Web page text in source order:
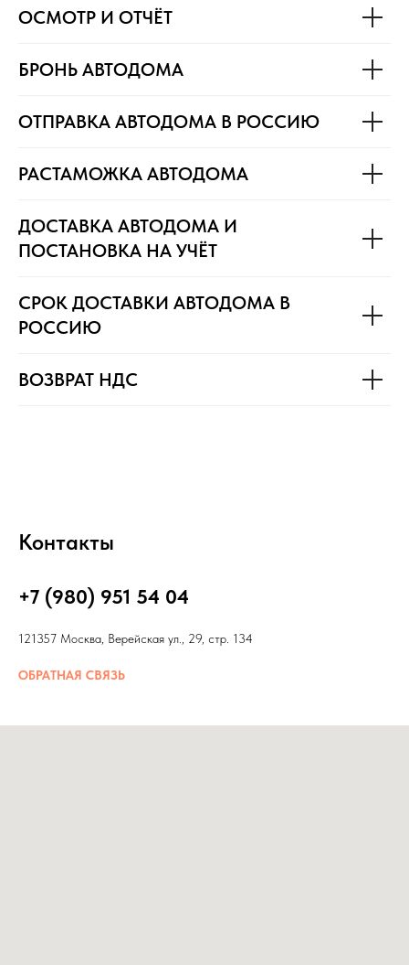
ОСМОТР И ОТЧЁТ
БРОНЬ АВТОДОМА
ОТПРАВКА АВТОДОМА В РОССИЮ
РАСТАМОЖКА АВТОДОМА
ДОСТАВКА АВТОДОМА И
ПОСТАНОВКА НА УЧЁТ
СРОК ДОСТАВКИ АВТОДОМА В
РОССИЮ
ВОЗВРАТ НДС
Контакты
+7 (980) 951 54 04
121357 Москва, Верейская ул., 29, стр. 134
ОБРАТНАЯ СВЯЗЬ